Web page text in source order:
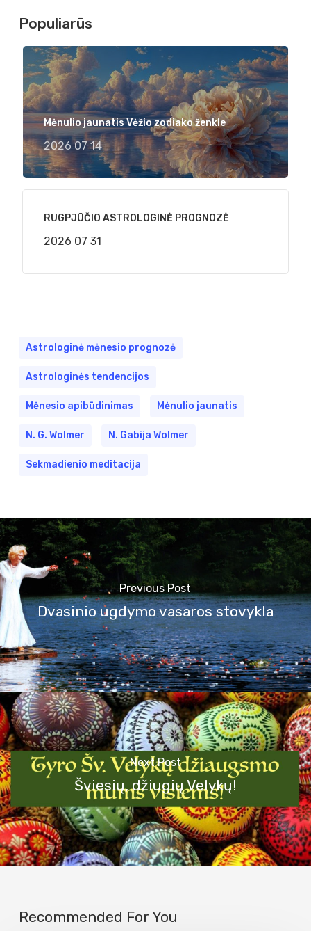
Populiarūs
Mėnulio jaunatis Vėžio zodiako ženkle
2026 07 14
RUGPJŪČIO ASTROLOGINĖ PROGNOZĖ
2026 07 31
Astrologinė mėnesio prognozė
Astrologinės tendencijos
Mėnesio apibūdinimas Mėnulio jaunatis
N. G. Wolmer N. Gabija Wolmer
Sekmadienio meditacija
Previous Post
Dvasinio ugdymo vasaros stovykla
Next Post
Šviesių, džiugių Velykų!
Recommended For You